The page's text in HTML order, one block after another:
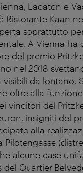
Lacaton e
Kaan
soprattutto
A Vienna
del premio
nel 2018
da lontano.
oltre alla
vincitori del
insigniti del
alla
alcune case
Quartier